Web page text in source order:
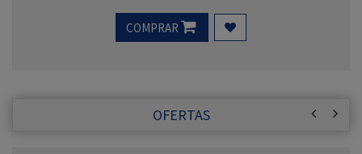
COMPRAR
OFERTAS